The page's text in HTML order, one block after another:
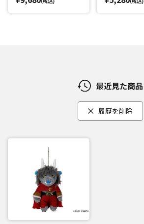
最近見た商品
履歴を削除